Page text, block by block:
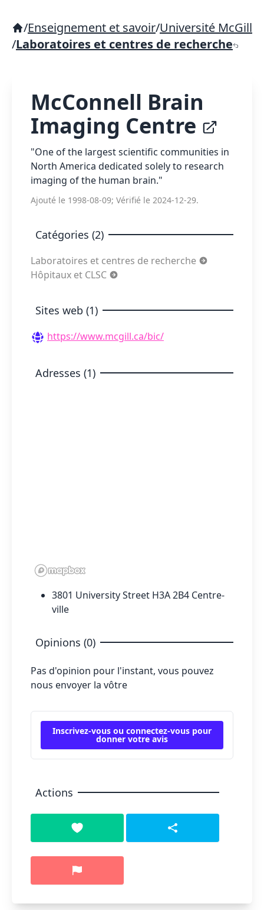
/Enseignement et savoir/Université McGill
/Laboratoires et centres de recherche
McConnell Brain
Imaging Centre
"One of the largest scientific communities in
North America dedicated solely to research
imaging of the human brain."
Ajouté le 1998-08-09; Vérifié le 2024-12-29.
Catégories (2)
Laboratoires et centres de recherche
Hôpitaux et CLSC
Sites web (1)
https://www.mcgill.ca/bic/
Adresses (1)
3801 University Street H3A 2B4 Centre-
ville
Opinions (0)
Pas d'opinion pour l'instant, vous pouvez
nous envoyer la vôtre
Inscrivez-vous ou connectez-vous pour
donner votre avis
Actions